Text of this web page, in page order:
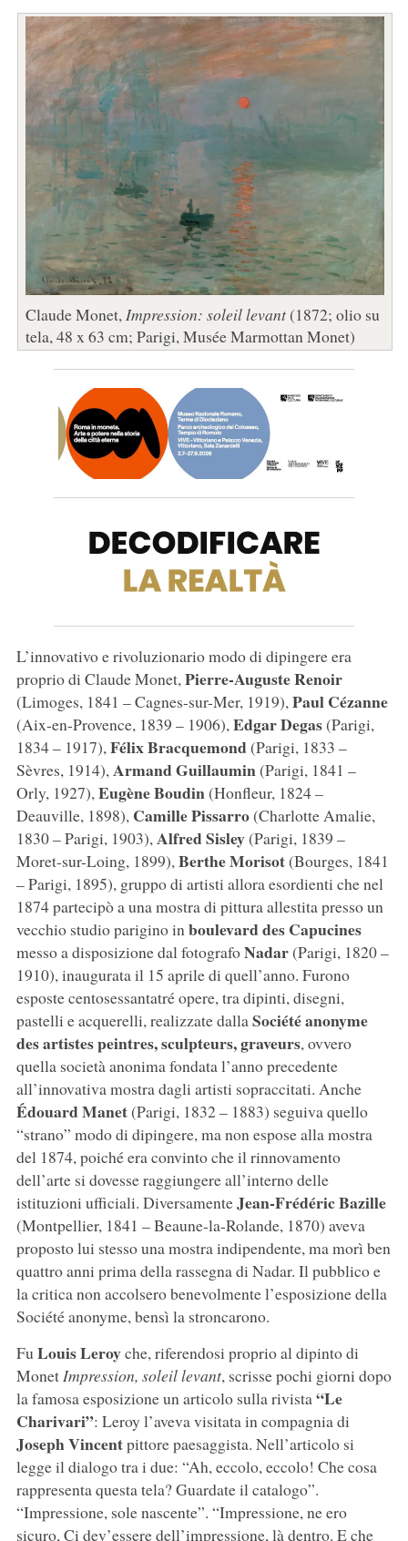
Claude Monet,Impression: soleil levant(1872; olio su
tela, 48 x 63 cm; Parigi, Musée Marmottan Monet)
L’innovativo e rivoluzionario modo di dipingere era
proprio di Claude Monet,Pierre-Auguste Renoir
(Limoges, 1841 – Cagnes-sur-Mer, 1919),Paul Cézanne
(Aix-en-Provence, 1839 – 1906),Edgar Degas(Parigi,
1834 – 1917),Félix Bracquemond(Parigi, 1833 –
Sèvres, 1914),Armand Guillaumin(Parigi, 1841 –
Orly, 1927),Eugène Boudin(Honfleur, 1824 –
Deauville, 1898), Camille Pissarro(Charlotte Amalie,
1830 – Parigi, 1903),Alfred Sisley(Parigi, 1839 –
Moret-sur-Loing, 1899),Berthe Morisot(Bourges, 1841
– Parigi, 1895), gruppo di artisti allora esordienti che nel
1874 partecipò a una mostra di pittura allestita presso un
vecchio studio parigino inboulevard des Capucines
messo a disposizione dal fotografoNadar(Parigi, 1820 –
1910), inaugurata il 15 aprile di quell’anno. Furono
esposte centosessantatré opere, tra dipinti, disegni,
pastelli e acquerelli, realizzate dallaSociété anonyme
des artistes peintres, sculpteurs, graveurs, ovvero
quella società anonima fondata l’anno precedente
all’innovativa mostra dagli artisti sopraccitati. Anche
Édouard Manet(Parigi, 1832 – 1883) seguiva quello
“strano” modo di dipingere, ma non espose alla mostra
del 1874, poiché era convinto che il rinnovamento
dell’arte si dovesse raggiungere all’interno delle
istituzioni ufficiali. DiversamenteJean-Frédéric Bazille
(Montpellier, 1841 – Beaune-la-Rolande, 1870) aveva
proposto lui stesso una mostra indipendente, ma morì ben
quattro anni prima della rassegna di Nadar. Il pubblico e
la critica non accolsero benevolmente l’esposizione della
Société anonyme, bensì la stroncarono.
FuLouis Leroyche, riferendosi proprio al dipinto di
MonetImpression, soleil levant, scrisse pochi giorni dopo
la famosa esposizione un articolo sulla rivista“Le
Charivari”: Leroy l’aveva visitata in compagnia di
Joseph Vincentpittore paesaggista. Nell’articolo si
legge il dialogo tra i due: “Ah, eccolo, eccolo! Che cosa
rappresenta questa tela? Guardate il catalogo”.
“Impressione, sole nascente”. “Impressione, ne ero
sicuro, Ci dev’essere dell’impressione, là dentro. E che